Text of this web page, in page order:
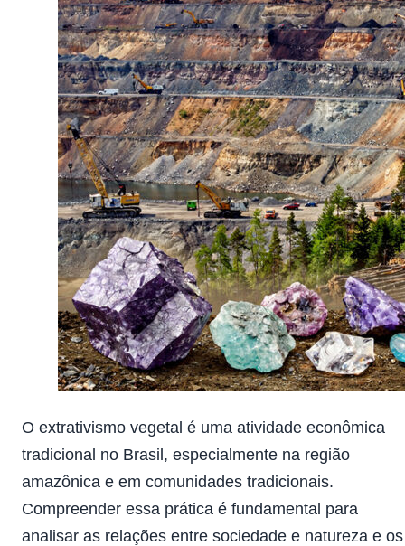
O extrativismo vegetal é uma atividade econômica
tradicional no Brasil, especialmente na região
amazônica e em comunidades tradicionais.
Compreender essa prática é fundamental para
analisar as relações entre sociedade e natureza e os